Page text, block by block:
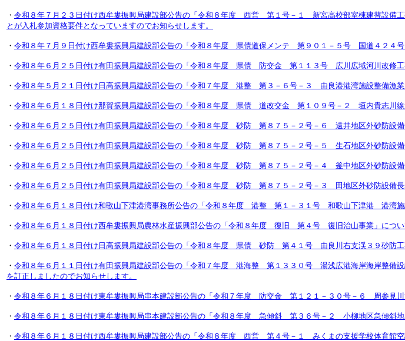
・ 令和８年７月２３日付け西牟婁振興局建設部公告の「令和８年度 西営 第１号－１ 新宮高校部室棟建替設備
とが入札参加資格要件となっていますのでお知らせします。
・ 令和８年７月９日付け西牟婁振興局建設部公告の「令和８年度 県債道保メンテ 第９０１－５号 国道４２４号
・ 令和８年６月２５日付け有田振興局建設部公告の「令和８年度 県債 防交金 第１１３号 広川広域河川改修工
・ 令和８年５月２１日付け日高振興局建設部公告の「令和７年度 港整 第３－６号－３ 由良港港湾施設整備漁業
・ 令和８年６月１８日付け那賀振興局建設部公告の「令和８年度 県債 道改交金 第１０９号－２ 垣内貴志川線
・ 令和８年６月２５日付け有田振興局建設部公告の「令和８年度 砂防 第８７５－２号－６ 遠井地区外砂防設備
・ 令和８年６月２５日付け有田振興局建設部公告の「令和８年度 砂防 第８７５－２号－５ 生石地区外砂防設備
・ 令和８年６月２５日付け有田振興局建設部公告の「令和８年度 砂防 第８７５－２号－４ 釜中地区外砂防設備
・ 令和８年６月２５日付け有田振興局建設部公告の「令和８年度 砂防 第８７５－２号－３ 田地区外砂防設備長
・ 令和８年６月１８日付け和歌山下津港湾事務所公告の「令和８年度 港整 第１－３１号 和歌山下津港 港湾施
・ 令和８年６月１８日付け西牟婁振興局農林水産振興部公告の「令和８年度 復旧 第４号 復旧治山事業」につい
・ 令和８年６月１８日付け日高振興局建設部公告の「令和８年度 県債 砂防 第４１号 由良川右支渓３９砂防工
・ 令和８年６月１１日付け有田振興局建設部公告の「令和７年度 港海整 第１３３０号 湯浅広港海岸海岸整備
を訂正しましたのでお知らせします。
・ 令和８年６月１８日付け東牟婁振興局串本建設部公告の「令和７年度 防交金 第１２１－３０号－６ 周参見川
・ 令和８年６月１８日付け東牟婁振興局串本建設部公告の「令和８年度 急傾斜 第３６号－２ 小柳地区急傾斜地
・ 令和８年６月１８日付け西牟婁振興局建設部公告の「令和８年度 西営 第４号－１ みくまの支援学校体育館